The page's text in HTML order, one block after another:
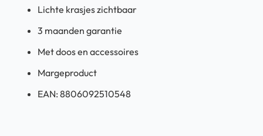
Lichte krasjes zichtbaar
3 maanden garantie
Met doos en accessoires
Margeproduct
EAN: 8806092510548